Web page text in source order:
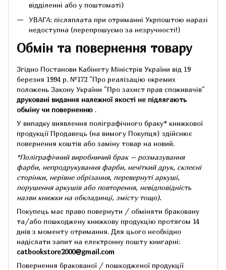
відділенні або у поштоматі)
УВАГА: післяплата при отриманні Укрпоштою наразі
недоступна (перепрошуємо за незручності!)
Обмін та повернення товару
Згідно Постанови Кабінету Міністрів України від 19
березня 1994 р. №172 "Про реалізацію окремих
положень Закону України "Про захист прав споживачів"
друковані видання належної якості не підлягають
обміну чи поверненню .
У випадку виявлення поліграфічного браку* книжкової
продукції Продавець (на вимогу Покупця) здійснює
повернення коштів або заміну товар на новий.
*Поліграфічний виробничий брак – розмазування
фарби, непродрукування фарби, нечіткий друк, склеєні
сторінки, нерівне обрізання, перевернуті аркуші,
порушення аркушів або повторення, невідповідність
назви книжки на обкладинці, змісту тощо).
Покупець має право повернути / обміняти браковану
та/або пошкоджену книжкову продукцію протягом 14
днів з моменту отримання. Для цього необхідно
надіслати запит на електронну пошту книгарні:
catbookstore2000@gmail.com
Повернення бракованої / пошкодженої продукції